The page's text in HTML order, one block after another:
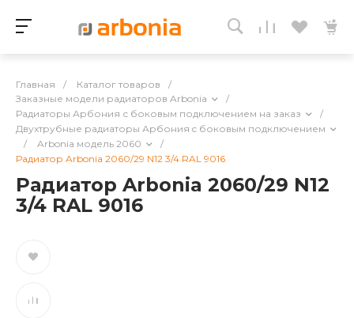
Главная / Каталог товаров
/
Заказные модели радиаторов Arbonia
/
Радиаторы Арбония с боковым подключением на заказ
/
Двухтрубные радиаторы Арбония c боковым подключением
/
Arbonia модель 2060
/
Радиатор Arbonia 2060/29 N12 3/4 RAL 9016
Радиатор Arbonia 2060/29 N12
3/4 RAL 9016